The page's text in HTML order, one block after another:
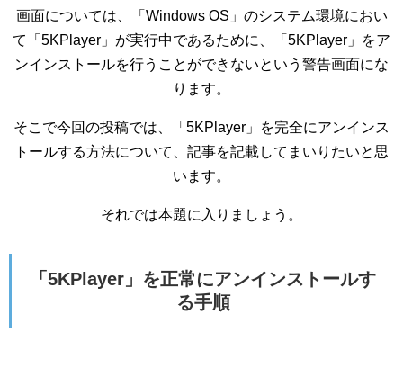
画面については、「Windows OS」のシステム環境におい
て「5KPlayer」が実行中であるために、「5KPlayer」をア
ンインストールを行うことができないという警告画面にな
ります。
そこで今回の投稿では、「5KPlayer」を完全にアンインス
トールする方法について、記事を記載してまいりたいと思
います。
それでは本題に入りましょう。
「5KPlayer」を正常にアンインストールす
る手順